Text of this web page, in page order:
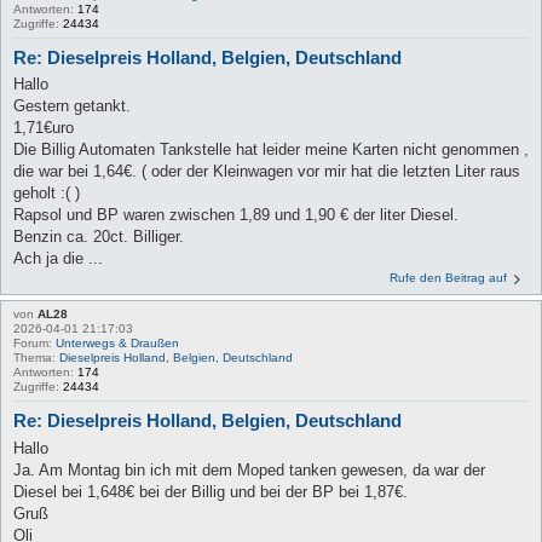
Antworten: 174
Zugriffe: 24434
Re: Dieselpreis Holland, Belgien, Deutschland
Hallo
Gestern getankt.
1,71€uro
Die Billig Automaten Tankstelle hat leider meine Karten nicht genommen ,
die war bei 1,64€. ( oder der Kleinwagen vor mir hat die letzten Liter raus
geholt :( )
Rapsol und BP waren zwischen 1,89 und 1,90 € der liter Diesel.
Benzin ca. 20ct. Billiger.
Ach ja die ...
Rufe den Beitrag auf
von AL28
2026-04-01 21:17:03
Forum: Unterwegs & Draußen
Thema: Dieselpreis Holland, Belgien, Deutschland
Antworten: 174
Zugriffe: 24434
Re: Dieselpreis Holland, Belgien, Deutschland
Hallo
Ja. Am Montag bin ich mit dem Moped tanken gewesen, da war der
Diesel bei 1,648€ bei der Billig und bei der BP bei 1,87€.
Gruß
Oli